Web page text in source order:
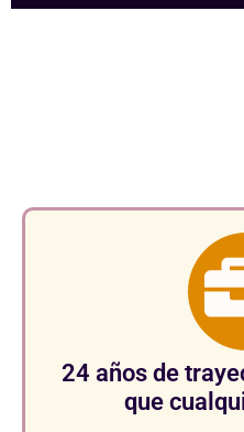
24 años de
que